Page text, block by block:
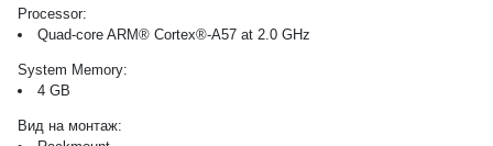
Processor:
Quad-core ARM® Cortex®-A57 at 2.0 GHz
System Memory:
4 GB
Вид на монтаж: